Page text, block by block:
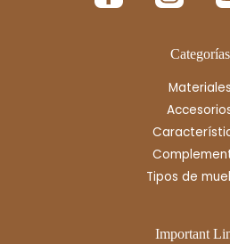
Categorías
Materiales
Tipos de
Important